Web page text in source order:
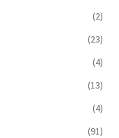
(2)
(23)
(4)
(13)
(4)
(91)